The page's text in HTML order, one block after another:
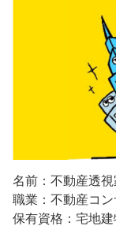
名前：不動産透
職業：不動産コ
保有資格：宅地